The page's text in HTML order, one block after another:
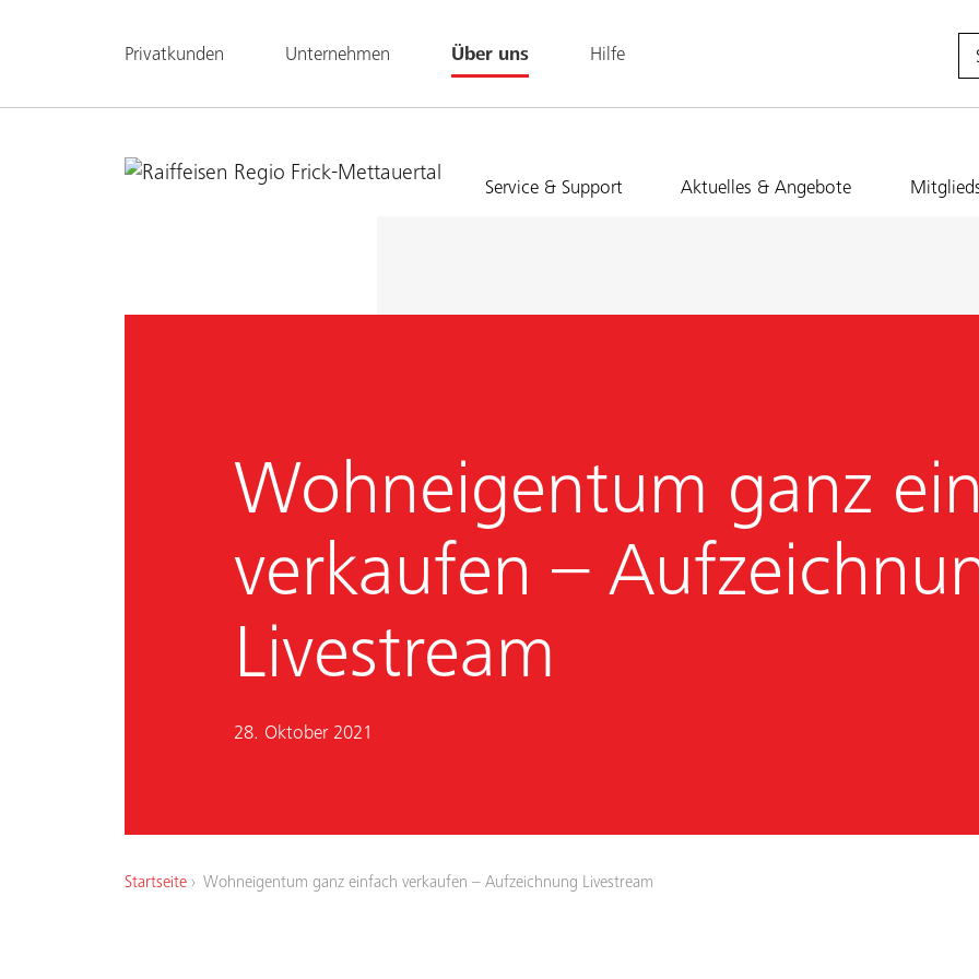
Privatkunden Unternehmen Über uns Hilfe
Service & Support Aktuelles & Angebote
Wohneigentum ganz
verkaufen –
Livestream
28. Oktober 2021
Startseite Wohneigentum ganz einfach verkaufen – Aufzeichnung Livestream